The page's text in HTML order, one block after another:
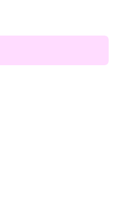
confianza del equipo con el